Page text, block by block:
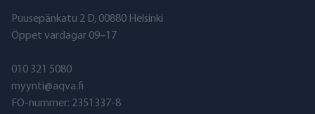
Puusepänkatu 2 D, 00880 Helsinki
Öppet vardagar 09–17
010 321 5080
myynti@aqva.fi
FO-nummer: 2351337-8